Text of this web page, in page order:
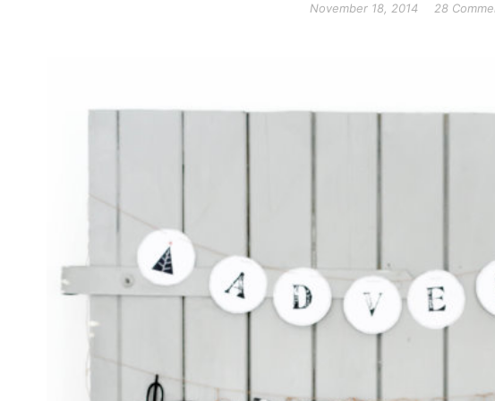
November 18, 2014 28